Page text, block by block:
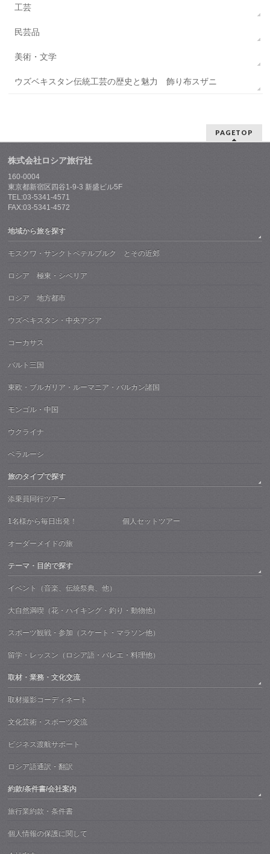
工芸
民芸品
美術・文学
ウズベキスタン伝統工芸の歴史と魅力 飾り布スザニ
PAGETOP
株式会社ロシア旅行社
160-0004
東京都新宿区四谷1-9-3 新盛ビル5F
TEL:03-5341-4571
FAX:03-5341-4572
地域から旅を探す
モスクワ・サンクトペテルブルク とその近郊
ロシア 極東・シベリア
ロシア 地方都市
ウズベキスタン・中央アジア
コーカサス
バルト三国
東欧・ブルガリア・ルーマニア・バルカン諸国
モンゴル・中国
ウクライナ
ベラルーシ
旅のタイプで探す
添乗員同行ツアー
1名様から毎日出発！ 個人セットツアー
オーダーメイドの旅
テーマ・目的で探す
イベント（音楽、伝統祭典、他）
大自然満喫（花・ハイキング・釣り・動物他）
スポーツ観戦・参加（スケート・マラソン他）
留学・レッスン（ロシア語・バレエ・料理他）
取材・業務・文化交流
取材撮影コーディネート
文化芸術・スポーツ交流
ビジネス渡航サポート
ロシア語通訳・翻訳
約款/条件書/会社案内
旅行業約款・条件書
個人情報の保護に関して